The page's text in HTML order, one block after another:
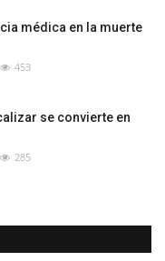
médica en la muerte
453
se convierte en
285